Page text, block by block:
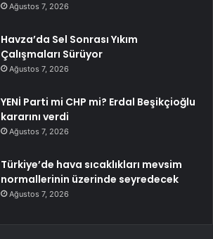
Ağustos 7, 2026
Havza’da Sel Sonrası Yıkım
Çalışmaları Sürüyor
Ağustos 7, 2026
YENİ Parti mi CHP mi? Erdal Beşikçioğlu
kararını verdi
Ağustos 7, 2026
Türkiye’de hava sıcaklıkları mevsim
normallerinin üzerinde seyredecek
Ağustos 7, 2026